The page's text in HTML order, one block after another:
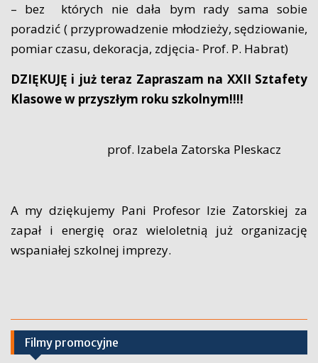
– bez których nie dała bym rady sama sobie
poradzić ( przyprowadzenie młodzieży, sędziowanie,
pomiar czasu, dekoracja, zdjęcia- Prof. P. Habrat)
DZIĘKUJĘ i już teraz Zapraszam na XXII Sztafety
Klasowe w przyszłym roku szkolnym!!!!
prof. Izabela Zatorska Pleskacz
A my dziękujemy Pani Profesor Izie Zatorskiej za
zapał i energię oraz wieloletnią już organizację
wspaniałej szkolnej imprezy.
Filmy promocyjne